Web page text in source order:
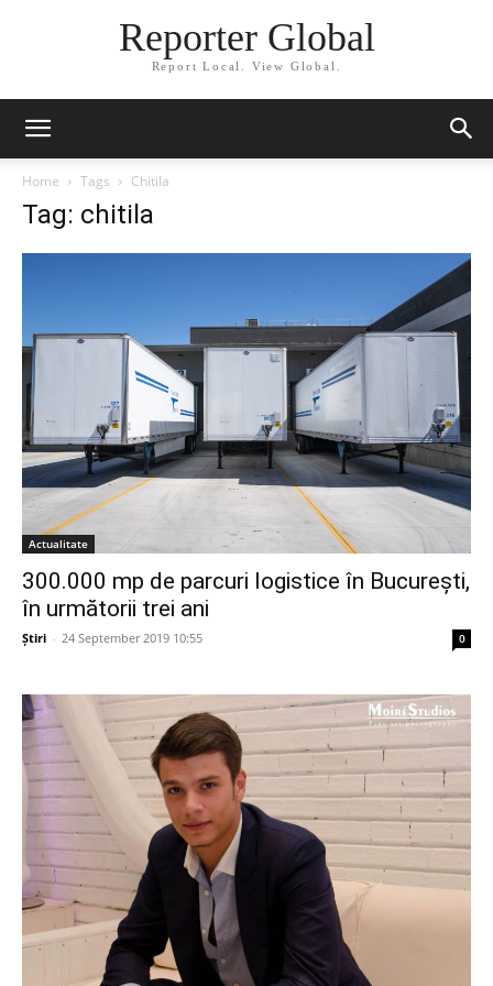
Reporter Global
Report Local. View Global.
Home Tags Chitila
Tag: chitila
Actualitate
300.000 mp de parcuri logistice în București,
în următorii trei ani
Știri - 24 September 2019 10:55 0